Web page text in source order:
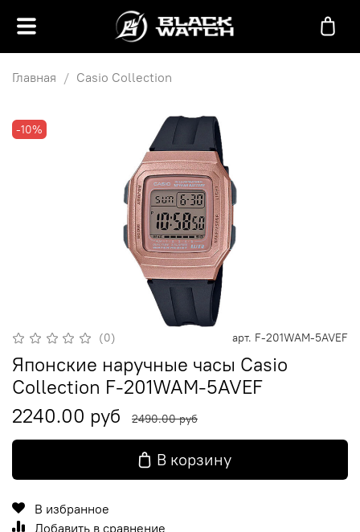
Главная Casio Collection
-10%
(0) арт. F-201WAM-5AVEF
Японские наручные часы Casio
Collection F-201WAM-5AVEF
2240.00 руб
2490.00 руб
В корзину
В избранное
Добавить в сравнение